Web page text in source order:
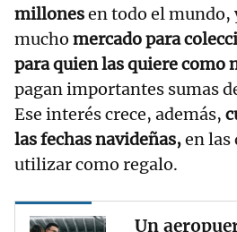
millonesen todo el mundo,
mucho mercado para
para quien las quiere como
pagan importantes sumas
Ese interés crece, además,
las fechas navideñas,en las
utilizar como regalo.
Un